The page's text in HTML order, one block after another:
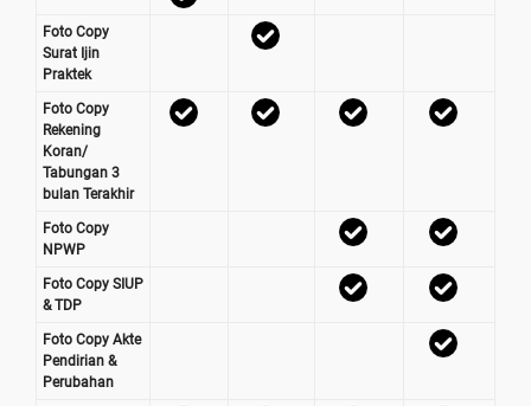
Foto Copy
Surat Ijin
Praktek
Foto Copy
Rekening
Koran/
Tabungan 3
bulan Terakhir
Foto Copy
NPWP
Foto Copy SIUP
& TDP
Foto Copy Akte
Pendirian &
Perubahan